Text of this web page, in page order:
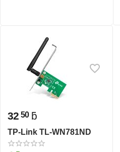
32 50 ƃ
TP-Link TL-WN781ND